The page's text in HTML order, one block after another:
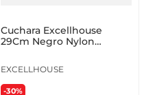
Cuchara Excellhouse
29Cm Negro Nylon
EXCELLHOUSE
-30%